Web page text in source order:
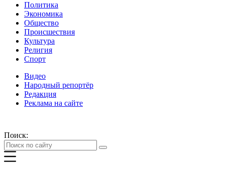
Политика
Экономика
Общество
Происшествия
Культура
Религия
Спорт
Видео
Народный репортёр
Редакция
Реклама на сайте
Поиск: